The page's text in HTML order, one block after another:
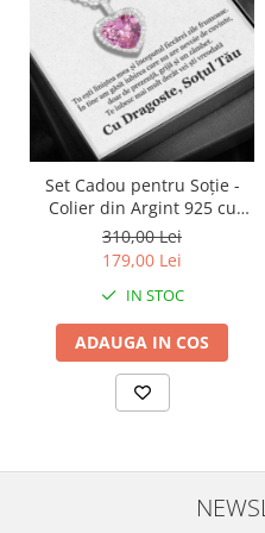
Set Cadou pentru Soție -
Colier din Argint 925 cu
Pandantiv Perla Roz, placat
cu rodiu, în Cutie Elegantă
cu Mesaj Emoționant
310,00 Lei
179,00 Lei
IN STOC
ADAUGA IN COS